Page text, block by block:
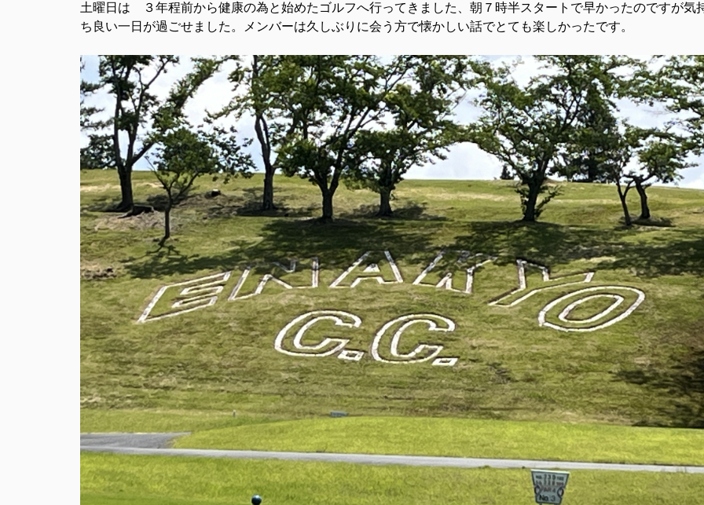
土曜日は ３年程前から健康の為と始めたゴルフへ行ってきました、朝７時半スタートで早かったのですが気
ち良い一日が過ごせました。メンバーは久しぶりに会う方で懐かしい話でとても楽しかったです。